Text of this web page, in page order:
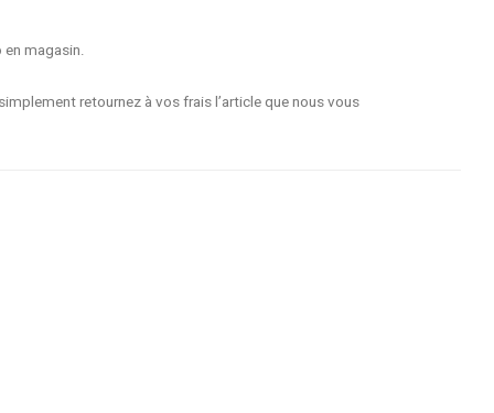
magasin.
retournez à vos frais l’article que nous vous